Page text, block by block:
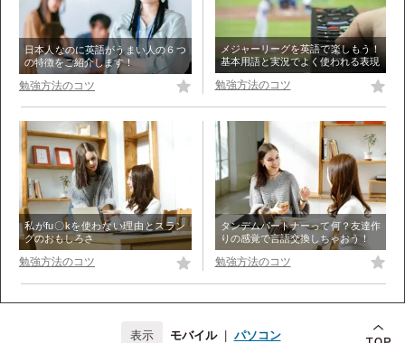
日本人なのに英語がうまい人の６つ
の特徴をご紹介します！
勉強方法のコツ
メジャーリーグを英語で楽しもう！
基本用語と実況でよく使われる表現
勉強方法のコツ
私がfu〇kを使わない理由とスラン
グのおもしろさ
勉強方法のコツ
タンデムパートナーって何？友達作
りの感覚で言語交換しちゃおう！
勉強方法のコツ
モバイル | パソコン